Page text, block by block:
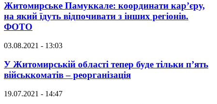
Житомирське Памуккале: координати кар’єру,
на який їдуть відпочивати з інших регіонів.
ФОТО
03.08.2021 - 13:03
У Житомирській області тепер буде тільки п’ять
військкоматів – реорганізація
19.07.2021 - 14:47